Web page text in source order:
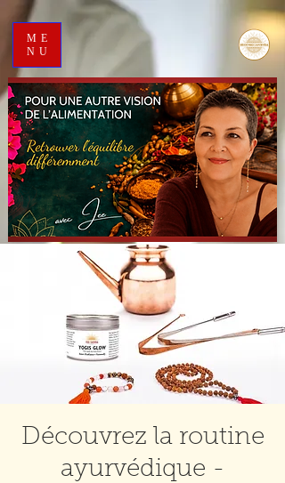
ME
NU
Découvrez la routine
ayurvédique -